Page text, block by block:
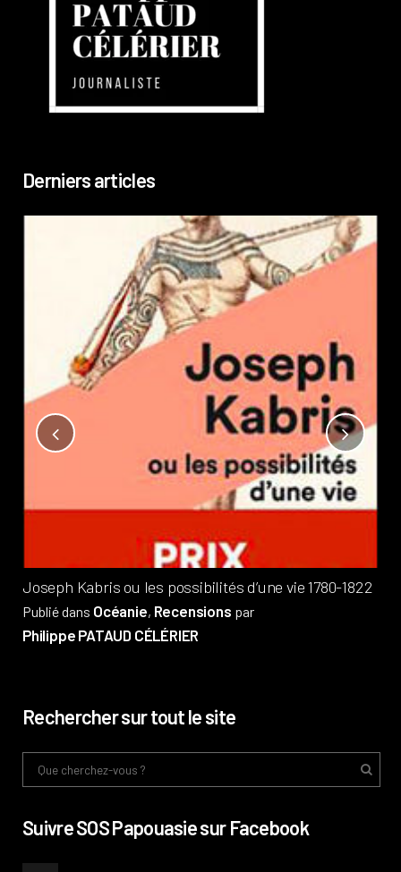
Derniers articles
Joseph Kabris ou les possibilités d’une vie 1780-1822
Publié dans Océanie, Recensions par
Philippe PATAUD CÉLÉRIER
Rechercher sur tout le site
Suivre SOS Papouasie sur Facebook